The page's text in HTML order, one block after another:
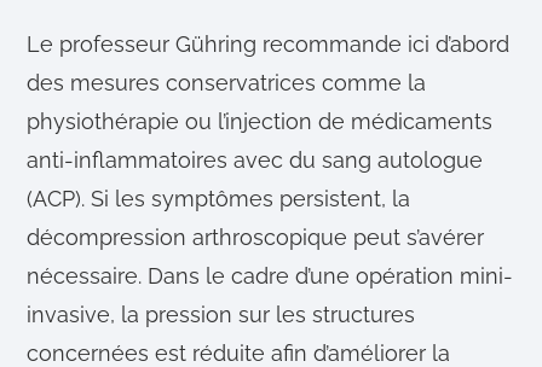
Le professeur Gühring recommande ici d’abord
des mesures conservatrices comme la
physiothérapie ou l’injection de médicaments
anti-inflammatoires avec du sang autologue
(ACP). Si les symptômes persistent, la
décompression arthroscopique peut s’avérer
nécessaire. Dans le cadre d’une opération mini-
invasive, la pression sur les structures
concernées est réduite afin d’améliorer la